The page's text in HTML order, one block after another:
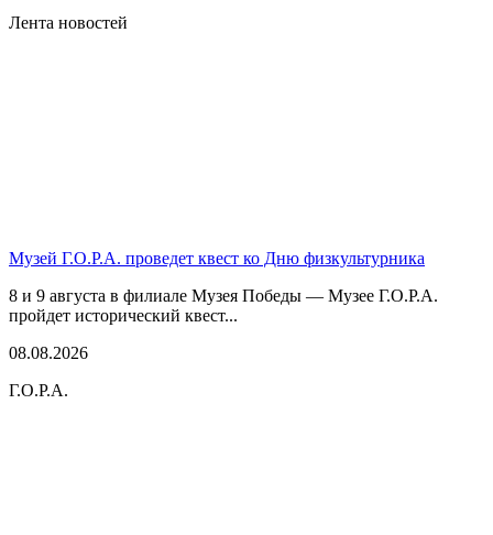
Лента новостей
Музей Г.О.Р.А. проведет квест ко Дню физкультурника
8 и 9 августа в филиале Музея Победы — Музее Г.О.Р.А.
пройдет исторический квест...
08.08.2026
Г.О.Р.А.